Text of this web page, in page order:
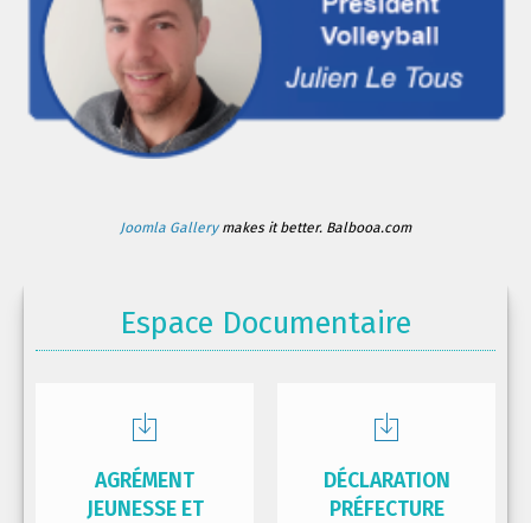
Joomla Gallerymakes it better. Balbooa.com
Espace Documentaire
AGRÉMENT
JEUNESSE ET
DÉCLARATION
PRÉFECTURE